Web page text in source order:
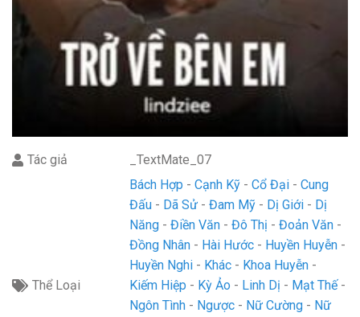
Tác giả _TextMate_07
Thể Loại
Bách Hợp Cạnh Kỹ Cổ Đại
Cung
Đấu
Dã Sử Đam Mỹ Dị Giới
Dị
Năng
Điền Văn Đô Thị
Đoản Văn
Đồng Nhân
Hài Hước
Huyền Huyễn
Huyền Nghi
Khác
Khoa Huyễn
Kiếm Hiệp
Kỳ Ảo Linh Dị
Mạt Thế
Ngôn Tình
Ngược Nữ Cường
Nữ